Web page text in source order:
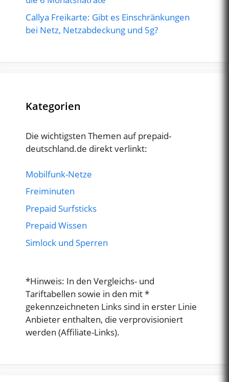
Callya Freikarte: Gibt es Einschränkungen
bei Netz, Netzabdeckung und 5g?
Kategorien
Die wichtigsten Themen auf prepaid-
deutschland.de direkt verlinkt:
Mobilfunk-Netze
Freiminuten
Prepaid Surfsticks
Prepaid Wissen
Simlock und Sperren
*Hinweis: In den Vergleichs- und
Tariftabellen sowie in den mit *
gekennzeichneten Links sind in erster Linie
Anbieter enthalten, die verprovisioniert
werden (Affiliate-Links).